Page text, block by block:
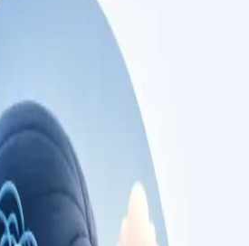
que a equipa cresce.
registado na Ordem
risco cardiovascular,
e segundas
segura.